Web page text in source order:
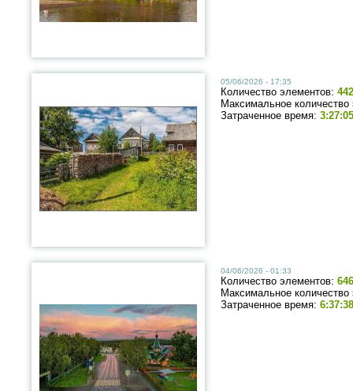
05/06/2026 - 17:35
Количество элементов: 442
Максимальное
Затраченное время: 3:27:05
04/06/2026 - 01:33
Количество элементов: 646
Максимальное
Затраченное время: 6:37:38